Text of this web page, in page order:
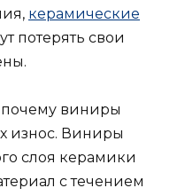
керамические
потерять свои
виниры
износ. Виниры
слоя керамики
с течением